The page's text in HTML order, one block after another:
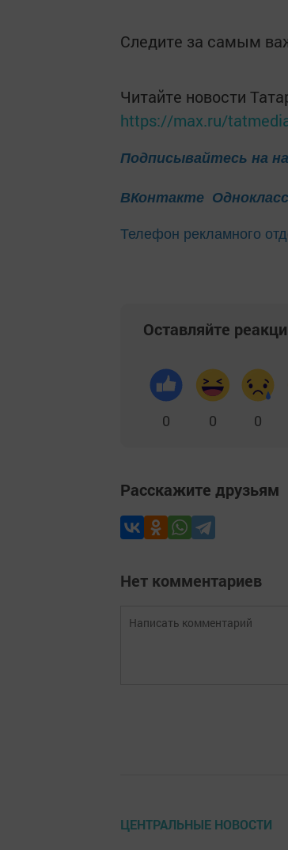
Следите за самым
Читайте новости
https://max.ru/
Подписывайтесь на
ВКонтакте
Телефон рекламного
Оставляйте
0 0 0
Расскажите друзьям
Нет комментариев
ЦЕНТРАЛЬНЫЕ НОВОСТИ